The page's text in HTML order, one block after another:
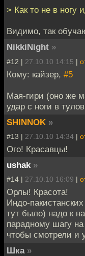
> Как то не в ногу
Видимо, так
NikkiNight »
#12 | 27.10.10 14:15 |
Кому: кайзер, #5
Мая-гири (оно же
удар с ноги в
SHINNOK »
#13 | 27.10.10 14:34 |
Ого! Красавцы!
ushak »
#14 | 27.10.10 16:09 |
Орлы! Красота!
Индо-
тут было) надо к
парадному шагу
чтобы смотрели и
Шка »